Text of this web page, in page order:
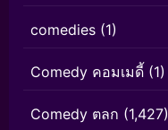
comedies (1)
Comedy คอมเมดี้ (1)
Comedy ตลก (1,427)